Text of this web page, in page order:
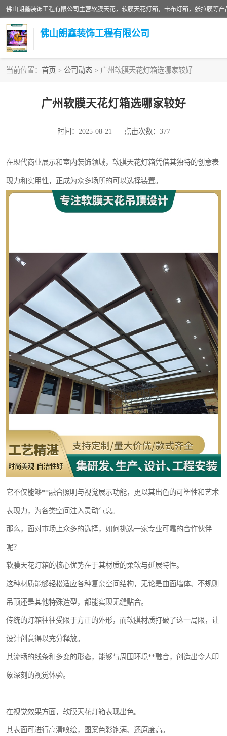
佛山朗鑫装饰工程有限公司
当前位置： 首页 > 公司动态 > 广州软膜天花灯箱选哪家较好
广州软膜天花灯箱选哪家较好
时间：2025-08-21 点击次数：377
在现代商业展示和室内装饰领域，软膜天花灯箱凭借其独特的创意表
现力和实用性，正成为众多场所的可以选择装置。
它不仅能够**融合照明与视觉展示功能，更以其出色的可塑性和艺术
表现力，为各类空间注入灵动气息。
那么，面对市场上众多的选择，如何挑选一家专业可靠的合作伙伴
呢？
软膜天花灯箱的核心优势在于其材质的柔软与延展特性。
这种材质能够轻松适应各种复杂空间结构，无论是曲面墙体、不规则
吊顶还是其他特殊造型，都能实现无缝贴合。
传统的灯箱往往受限于方正的外形，而软膜材质打破了这一局限，让
设计创意得以充分释放。
其流畅的线条和多变的形态，能够与周围环境**融合，创造出令人印
象深刻的视觉体验。
在视觉效果方面，软膜天花灯箱表现出色。
其表面可进行高清喷绘，图案色彩饱满、还原度高。